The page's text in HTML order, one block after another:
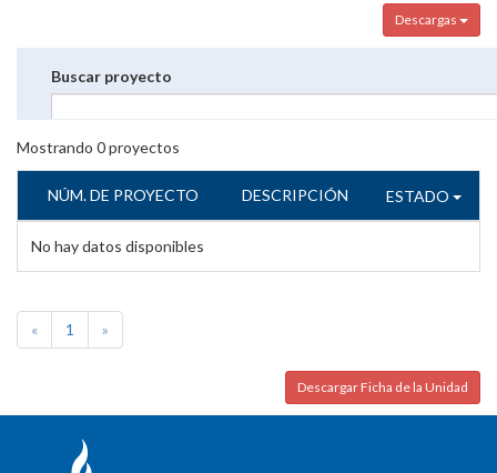
Descargas
Buscar proyecto
Mostrando 0proyectos
NÚM. DE PROYECTO DESCRIPCIÓN ESTADO
No hay datos disponibles
« 1 »
Descargar Ficha de la Unidad